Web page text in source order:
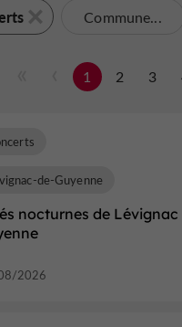
Commune...
1 2 3
nocturnes de Lévignac
de-Guyenne
2026